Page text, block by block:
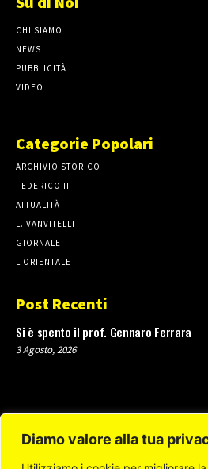
Diamo valore alla tua
CHI SIAMO
NEWS
PUBBLICITÀ
VIDEO
Categorie Popolari
ARCHIVIO STORICO
FEDERICO II
ATTUALITÀ
L. VANVITELLI
GIORNALE
L'ORIENTALE
Post Recenti
Si è spento il prof. Gennaro Ferrara
3 Agosto, 2026
Test di ammissione a Scienze della
Primaria, domande entro il 4